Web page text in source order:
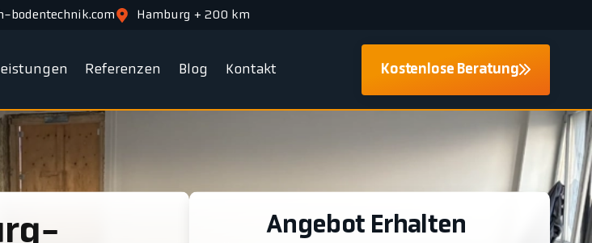
bodentechnik.com Hamburg + 200 km
Referenzen Blog Kontakt Kostenlose Beratung
Angebot Erhalten